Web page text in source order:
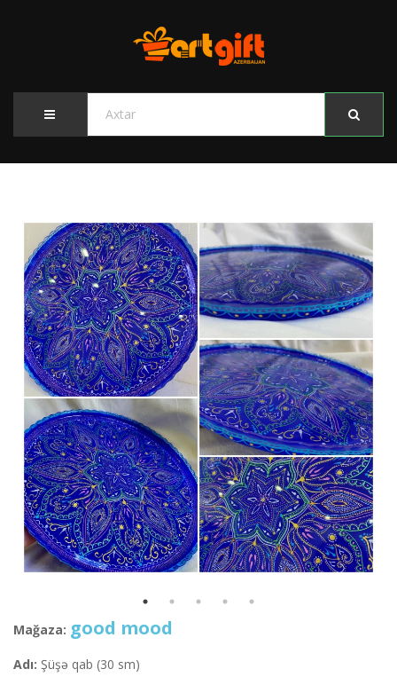
Mağaza: good mood
Adı: Şüşə qab (30 sm)